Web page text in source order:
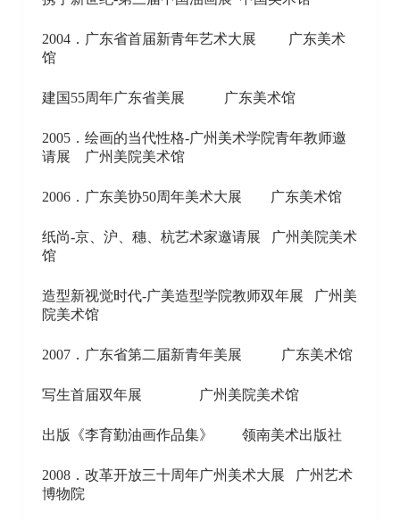
2004．广东省首届新青年艺术大展 广东美术
馆
建国55周年广东省美展 广东美术馆
2005．绘画的当代性格-广州美术学院青年教师邀
请展 广州美院美术馆
2006．广东美协50周年美术大展 广东美术馆
纸尚-京、沪、穗、杭艺术家邀请展 广州美院美术
馆
造型新视觉时代-广美造型学院教师双年展 广州美
院美术馆
2007．广东省第二届新青年美展 广东美术馆
写生首届双年展 广州美院美术馆
出版《李育勤油画作品集》 领南美术出版社
2008．改革开放三十周年广州美术大展 广州艺术
博物院